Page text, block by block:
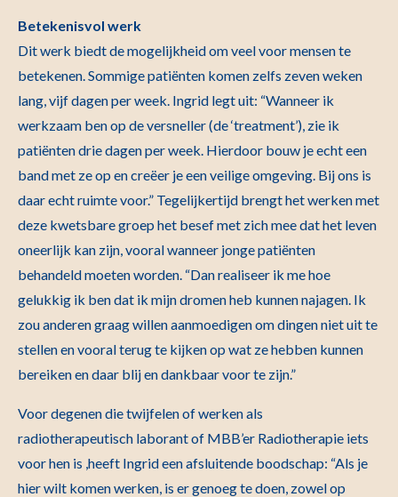
Betekenisvol werk
Dit werk biedt de mogelijkheid om veel voor mensen te
betekenen. Sommige patiënten komen zelfs zeven weken
lang, vijf dagen per week. Ingrid legt uit: “Wanneer ik
werkzaam ben op de versneller (de ‘treatment’), zie ik
patiënten drie dagen per week. Hierdoor bouw je echt een
band met ze op en creëer je een veilige omgeving. Bij ons is
daar echt ruimte voor.” Tegelijkertijd brengt het werken met
deze kwetsbare groep het besef met zich mee dat het leven
oneerlijk kan zijn, vooral wanneer jonge patiënten
behandeld moeten worden. “Dan realiseer ik me hoe
gelukkig ik ben dat ik mijn dromen heb kunnen najagen. Ik
zou anderen graag willen aanmoedigen om dingen niet uit te
stellen en vooral terug te kijken op wat ze hebben kunnen
bereiken en daar blij en dankbaar voor te zijn.”
Voor degenen die twijfelen of werken als
radiotherapeutisch laborant of MBB’er Radiotherapie iets
voor hen is ,heeft Ingrid een afsluitende boodschap: “Als je
hier wilt komen werken, is er genoeg te doen, zowel op